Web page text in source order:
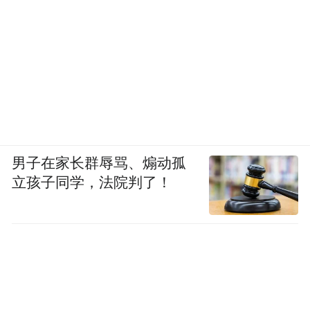
男子在家长群辱骂、煽动孤
立孩子同学，法院判了！